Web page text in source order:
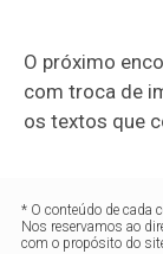
O próximo
com troca de
os textos que
* O conteúdo de cada
Nos reservamos ao
com o propósito do